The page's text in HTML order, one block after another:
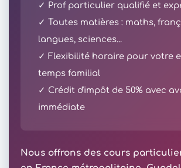
✓ Prof particulier qualifié et
✓ Toutes matières : maths,
langues, sciences...
✓ Flexibilité horaire pour votre
temps familial
✓ Crédit d'impôt de 50% avec
immédiate
Nous offrons des cours